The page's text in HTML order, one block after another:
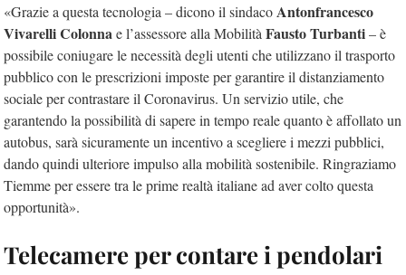
«Grazie a questa tecnologia – dicono il sindacoAntonfrancesco
Vivarelli Colonnae l’assessore alla MobilitàFausto Turbanti– è
possibile coniugare le necessità degli utenti che utilizzano il trasporto
pubblico con le prescrizioni imposte per garantire il distanziamento
sociale per contrastare il Coronavirus. Un servizio utile, che
garantendo la possibilità di sapere in tempo reale quanto è affollato un
autobus, sarà sicuramente un incentivo a scegliere i mezzi pubblici,
dando quindi ulteriore impulso alla mobilità sostenibile. Ringraziamo
Tiemme per essere tra le prime realtà italiane ad aver colto questa
opportunità».
Telecamere per contare i pendolari